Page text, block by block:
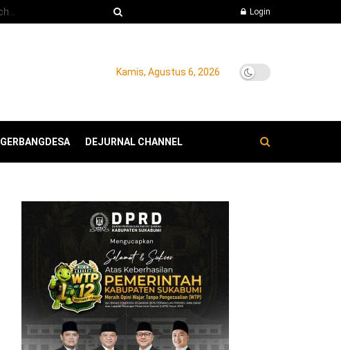
Login
Kamis, Agustus 6, 2026
GERBANGDESA DEJURNAL CHANNEL